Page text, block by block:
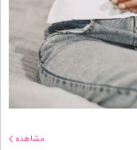
مشاهده